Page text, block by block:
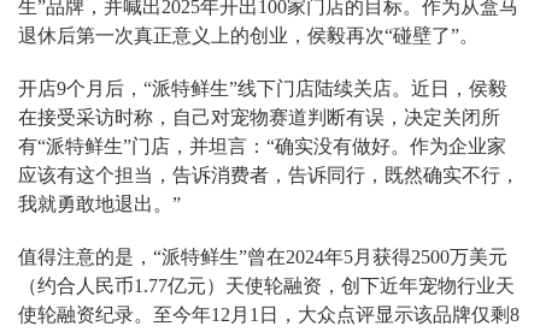
生”品牌，并喊出2025年开出100家门店的目标。作为从盒马
退休后第一次真正意义上的创业，侯毅再次“碰壁了”。
开店9个月后，“派特鲜生”线下门店陆续关店。近日，侯毅
在接受采访时称，自己对宠物赛道判断有误，决定关闭所
有“派特鲜生”门店，并坦言：“确实没有做好。作为企业家
应该有这个担当，告诉消费者，告诉同行，既然确实不行，
我就勇敢地退出。”
值得注意的是，“派特鲜生”曾在2024年5月获得2500万美元
（约合人民币1.77亿元）天使轮融资，创下近年宠物行业天
使轮融资纪录。至今年12月1日，大众点评显示该品牌仅剩8